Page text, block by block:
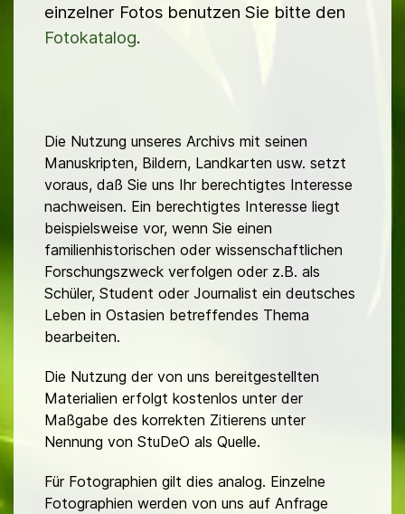
einzelner Fotos benutzen Sie bitte den
Fotokatalog.
Die Nutzung unseres Archivs mit seinen
Manuskripten, Bildern, Landkarten usw. setzt
voraus, daß Sie uns Ihr berechtigtes Interesse
nachweisen. Ein berechtigtes Interesse liegt
beispielsweise vor, wenn Sie einen
familienhistorischen oder wissenschaftlichen
Forschungszweck verfolgen oder z.B. als
Schüler, Student oder Journalist ein deutsches
Leben in Ostasien betreffendes Thema
bearbeiten.
Die Nutzung der von uns bereitgestellten
Materialien erfolgt kostenlos unter der
Maßgabe des korrekten Zitierens unter
Nennung von StuDeO als Quelle.
Für Fotographien gilt dies analog. Einzelne
Fotographien werden von uns auf Anfrage